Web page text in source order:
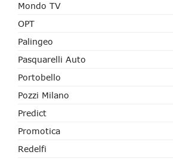
Mondo TV
OPT
Palingeo
Pasquarelli Auto
Portobello
Pozzi Milano
Predict
Promotica
Redelfi